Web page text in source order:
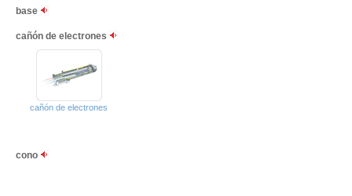
base
cañón de electrones
cañón de electrones
cono